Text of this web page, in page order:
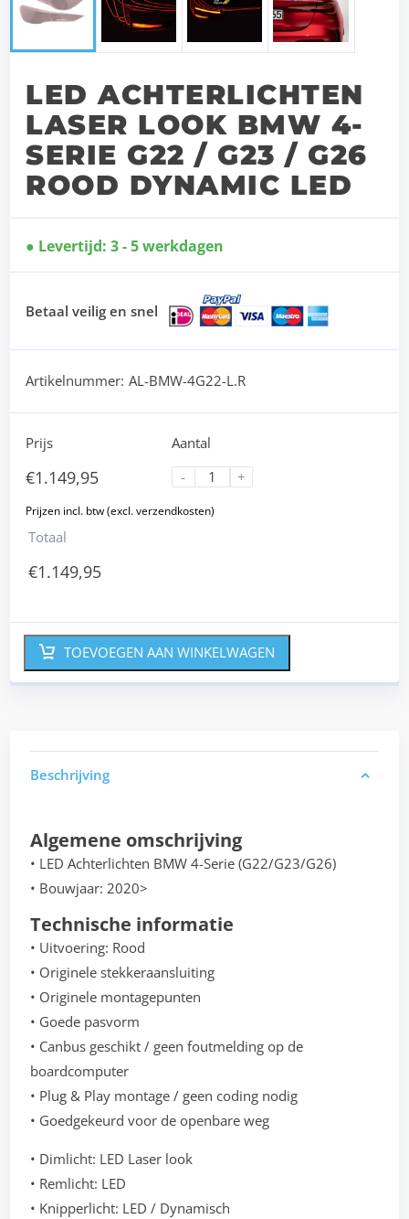
LED ACHTERLICHTEN
LASER LOOK BMW 4-
SERIE G22 / G23 / G26
ROOD DYNAMIC LED
Levertijd: 3 - 5 werkdagen
Betaal veilig en snel
Artikelnummer: AL-BMW-4G22-L.R
Prijs
€1.149,95
Aantal
-
+
Totaal
€1.149,95
TOEVOEGEN AAN WINKELWAGEN
Beschrijving
Algemene omschrijving
• LED Achterlichten BMW 4-Serie (G22/G23/G26)
• Bouwjaar: 2020>
Technische informatie
• Uitvoering: Rood
• Originele stekkeraansluiting
• Originele montagepunten
• Goede pasvorm
• Canbus geschikt / geen foutmelding op de
boardcomputer
• Plug & Play montage / geen coding nodig
• Goedgekeurd voor de openbare weg
• Dimlicht: LED Laser look
• Remlicht: LED
• Knipperlicht: LED / Dynamisch